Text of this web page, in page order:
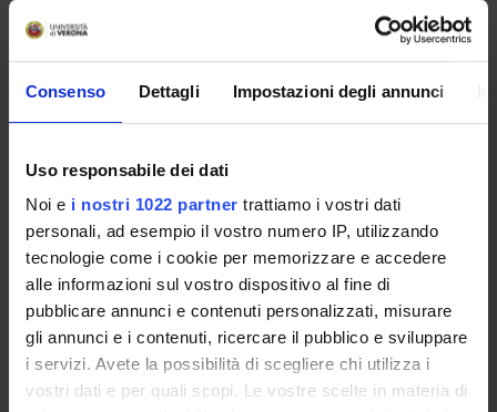
Consenso Dettagli Impostazioni degli annunci
Uso responsabile dei dati
Noi e i nostri 1022 partner trattiamo i vostri dati
personali, ad esempio il vostro numero IP, utilizzando
tecnologie come i cookie per memorizzare e accedere
alle informazioni sul vostro dispositivo al fine di
pubblicare annunci e contenuti personalizzati, misurare
gli annunci e i contenuti, ricercare il pubblico e sviluppare
i servizi. Avete la possibilità di scegliere chi utilizza i
vostri dati e per quali scopi. Le vostre scelte in materia di
administrative procedures, etc.). You can log into MyUnivr
with your GIA login details: only in this way will you be able
to receive notification of all the notices from your teachers
and your secretariat via email and also via the Univr app.
Overview
Enrolment Policy
Courses
Academic Calendar
Lesson timetable
Degree Programme